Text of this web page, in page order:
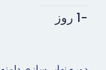
-1 روز